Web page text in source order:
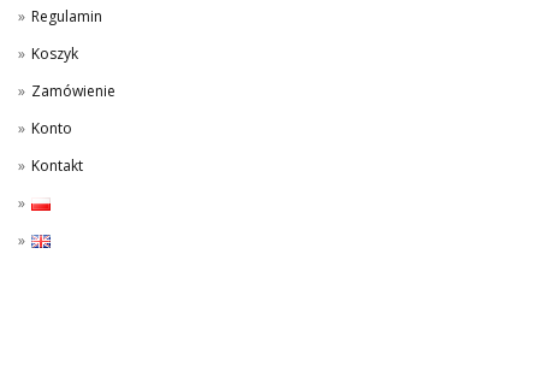
Regulamin
Koszyk
Zamówienie
Konto
Kontakt